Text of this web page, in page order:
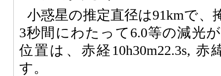
小惑星の推定直径は91kmで、
3秒間にわたって6.0等の減光
位置は、赤経10h30m22.3s, 赤
す。